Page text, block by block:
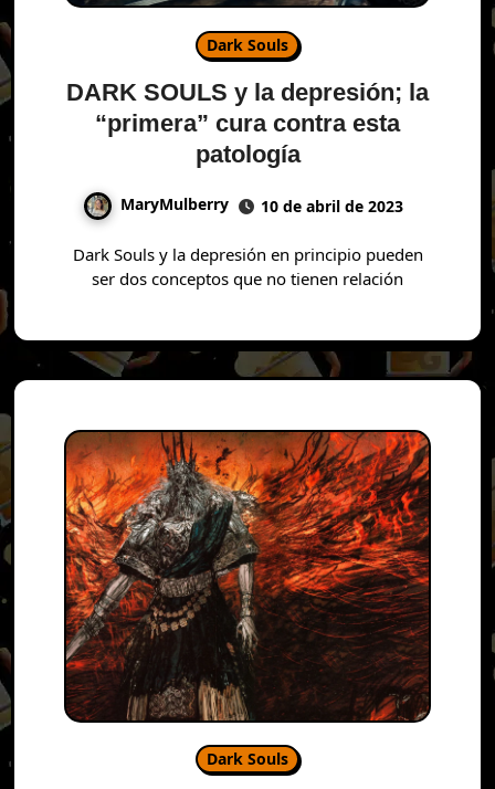
Dark Souls
DARK SOULS y la depresión; la
“primera” cura contra esta
patología
MaryMulberry 10 de abril de 2023
Dark Souls y la depresión en principio pueden
ser dos conceptos que no tienen relación
Dark Souls